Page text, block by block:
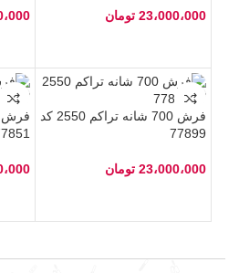
23،000،000 تومان
فرش 700 شانه تراکم 2550 کد
77899
23،000،000 تومان